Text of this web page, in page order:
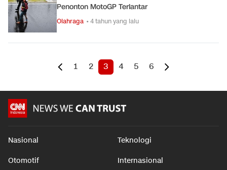
Penonton MotoGP Terlantar
Olahraga • 4 tahun yang lalu
1 2 3 4 5 6
Nasional Teknologi
Otomotif Internasional